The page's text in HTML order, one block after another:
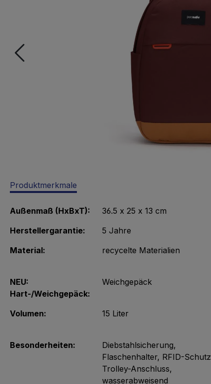
Produktmerkmale
Außenmaß (HxBxT): 36.5 x 25 x 13 cm
Herstellergarantie:
5 Jahre
Material:
recycelte Materialien
NEU:
Hart-/Weichgepäck:
Weichgepäck
Volumen: 15 Liter
Besonderheiten:
Diebstahlsicherung,
Flaschenhalter, RFID-Schutz
Trolley-Anschluss,
wasserabweisend